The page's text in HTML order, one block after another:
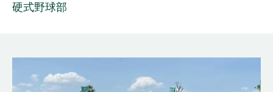
硬式野球部